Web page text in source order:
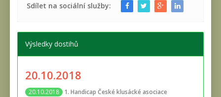
Sdílet na sociální služby:
Výsledky dostihů
20.10.2018
20.10.2018 1. Handicap České klusácké asociace